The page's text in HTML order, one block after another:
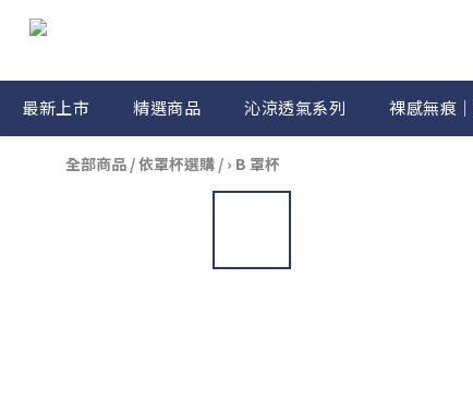
最新上市 精選商品 沁涼透氣系列 裸感無痕
全部商品 /依罩杯選購 / › B 罩杯